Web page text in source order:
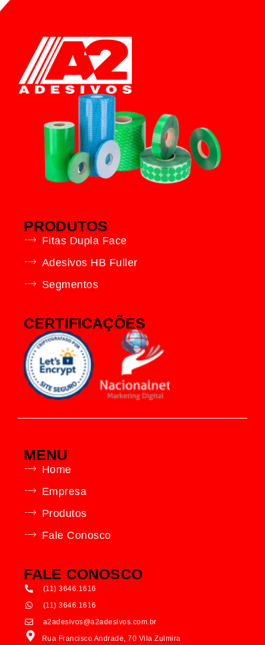
PRODUTOS
Fitas Dupla Face
Adesivos HB Fuller
Segmentos
CERTIFICAÇÕES
MENU
Home
Empresa
Produtos
Fale Conosco
FALE CONOSCO
(11) 3646.1616
(11) 3646.1616
a2adesivos@a2adesivos.com.br
Rua Francisco Andrade, 70 Vila Zulmira